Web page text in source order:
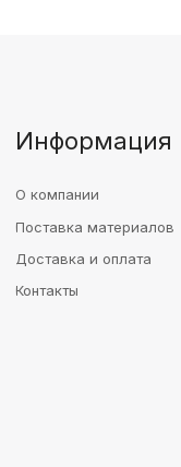
Информация
О компании
Поставка материалов
Доставка и оплата
Контакты